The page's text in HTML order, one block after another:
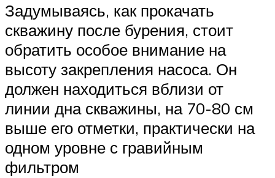
Задумываясь, как прокачать
скважину после бурения, стоит
обратить особое внимание на
высоту закрепления насоса. Он
должен находиться вблизи от
линии дна скважины, на 70-80 см
выше его отметки, практически на
одном уровне с гравийным
фильтром